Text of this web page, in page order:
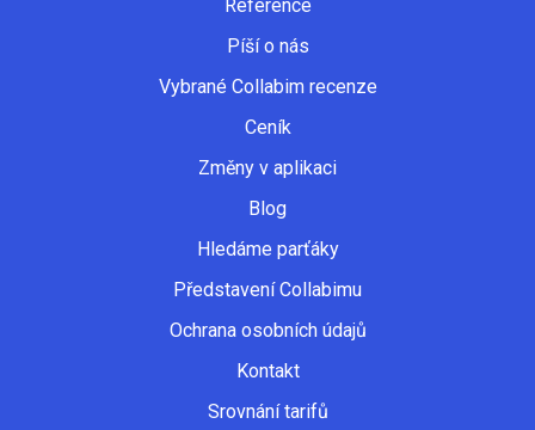
Reference
Píší o nás
Vybrané Collabim recenze
Ceník
Změny v aplikaci
Blog
Hledáme parťáky
Představení Collabimu
Ochrana osobních údajů
Kontakt
Srovnání tarifů